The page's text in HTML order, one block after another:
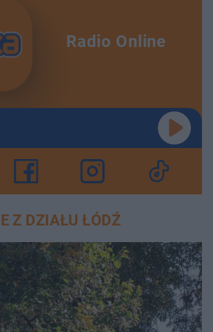
Radio Online
Z DZIAŁU ŁÓDŹ